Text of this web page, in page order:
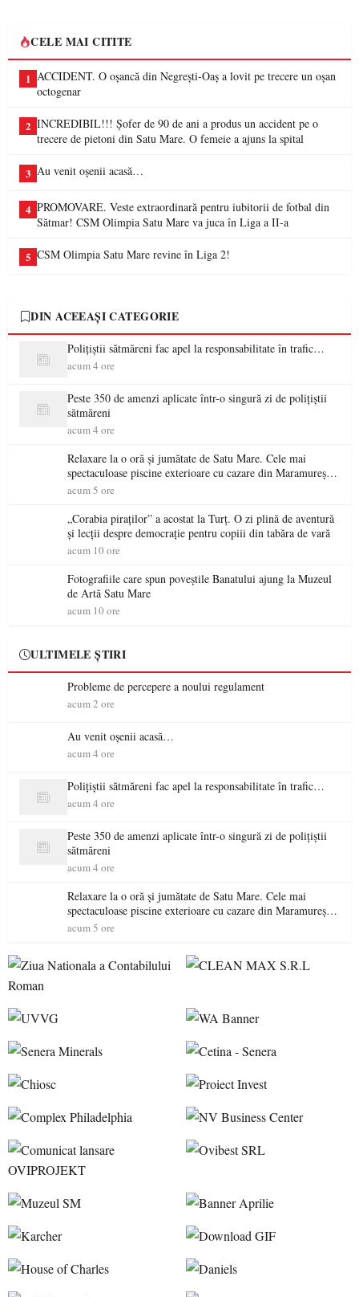
CELE MAI CITITE
1 ACCIDENT. O oșancă din Negrești-Oaș a lovit pe trecere un oșan
octogenar
2 INCREDIBIL!!! Șofer de 90 de ani a produs un accident pe o
trecere de pietoni din Satu Mare. O femeie a ajuns la spital
3 Au venit oșenii acasă…
4 PROMOVARE. Veste extraordinară pentru iubitorii de fotbal din
Sătmar! CSM Olimpia Satu Mare va juca în Liga a II-a
5 CSM Olimpia Satu Mare revine în Liga 2!
DIN ACEEAȘI CATEGORIE
Polițiștii sătmăreni fac apel la responsabilitate în trafic…
acum 4 ore
Peste 350 de amenzi aplicate într-o singură zi de polițiștii
sătmăreni
acum 4 ore
Relaxare la o oră și jumătate de Satu Mare. Cele mai
spectaculoase piscine exterioare cu cazare din Maramureș,
ideale pentru o escapadă de vară
acum 5 ore
„Corabia piraților” a acostat la Turț. O zi plină de aventură
și lecții despre democrație pentru copiii din tabăra de vară
acum 10 ore
Fotografiile care spun poveștile Banatului ajung la Muzeul
de Artă Satu Mare
acum 10 ore
ULTIMELE ȘTIRI
Probleme de percepere a noului regulament
acum 2 ore
Au venit oșenii acasă…
acum 4 ore
Polițiștii sătmăreni fac apel la responsabilitate în trafic…
acum 4 ore
Peste 350 de amenzi aplicate într-o singură zi de polițiștii
sătmăreni
acum 4 ore
Relaxare la o oră și jumătate de Satu Mare. Cele mai
spectaculoase piscine exterioare cu cazare din Maramureș,
ideale pentru o escapadă de vară
acum 5 ore